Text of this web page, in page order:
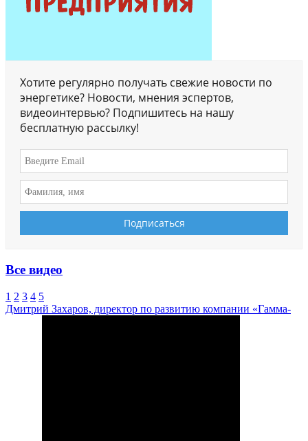
Хотите регулярно получать свежие новости по
энергетике? Новости, мнения эспертов,
видеоинтервью? Подпишитесь на нашу
бесплатную рассылку!
Все видео
1 2 3 4 5
Дмитрий Захаров, директор по развитию компании «Гамма-